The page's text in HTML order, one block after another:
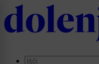
Skip
to
main